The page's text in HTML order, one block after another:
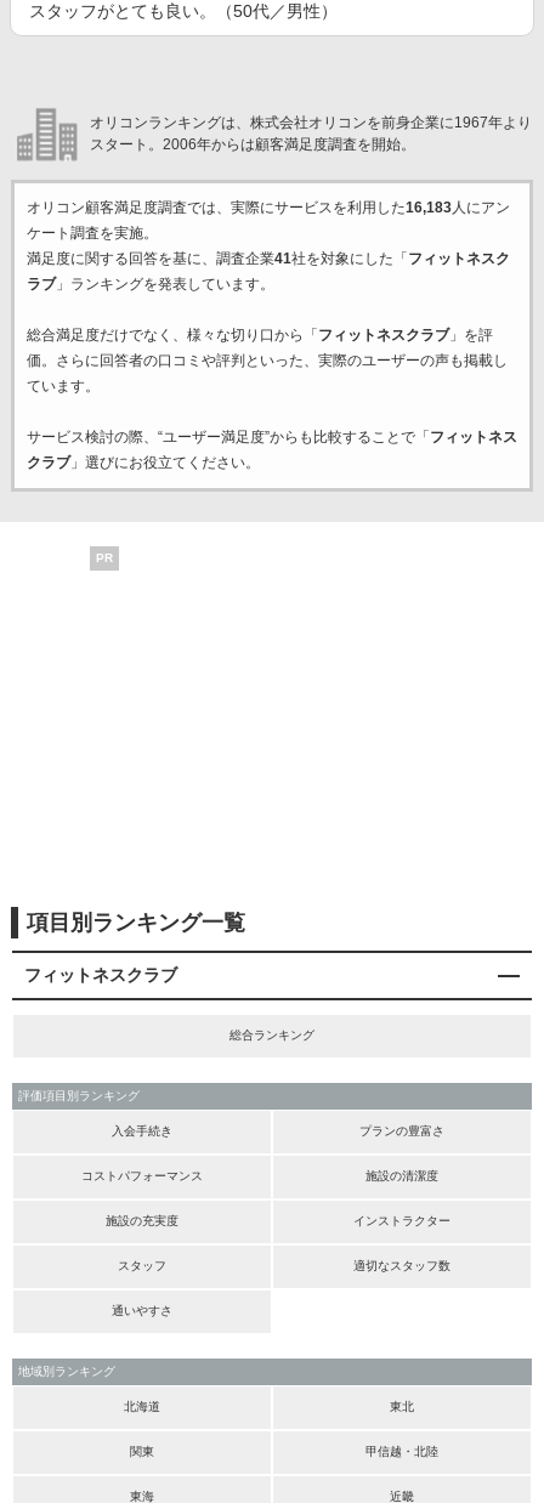
スタッフがとても良い。（50代／男性）
オリコンランキングは、株式会社オリコンを前身企業に1967年より
スタート。2006年からは顧客満足度調査を開始。
オリコン顧客満足度調査では、実際にサービスを利用した16,183人にアン
ケート調査を実施。
満足度に関する回答を基に、調査企業41社を対象にした「 フィットネスク
ラブ」ランキングを発表しています。
総合満足度だけでなく、様々な切り口から「 フィットネスクラブ」を評
価。さらに回答者の口コミや評判といった、実際のユーザーの声も掲載し
ています。
サービス検討の際、“ユーザー満足度”からも比較することで「 フィットネス
クラブ」選びにお役立てください。
PR
項目別ランキング一覧
フィットネスクラブ
総合ランキング
評価項目別ランキング
入会手続き プランの豊富さ
コストパフォーマンス 施設の清潔度
施設の充実度 インストラクター
スタッフ 適切なスタッフ数
通いやすさ
地域別ランキング
北海道 東北
関東 甲信越・北陸
東海 近畿